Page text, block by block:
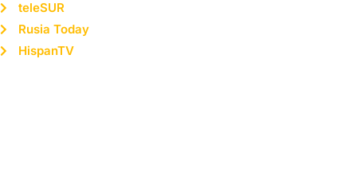
teleSUR
Rusia Today
HispanTV